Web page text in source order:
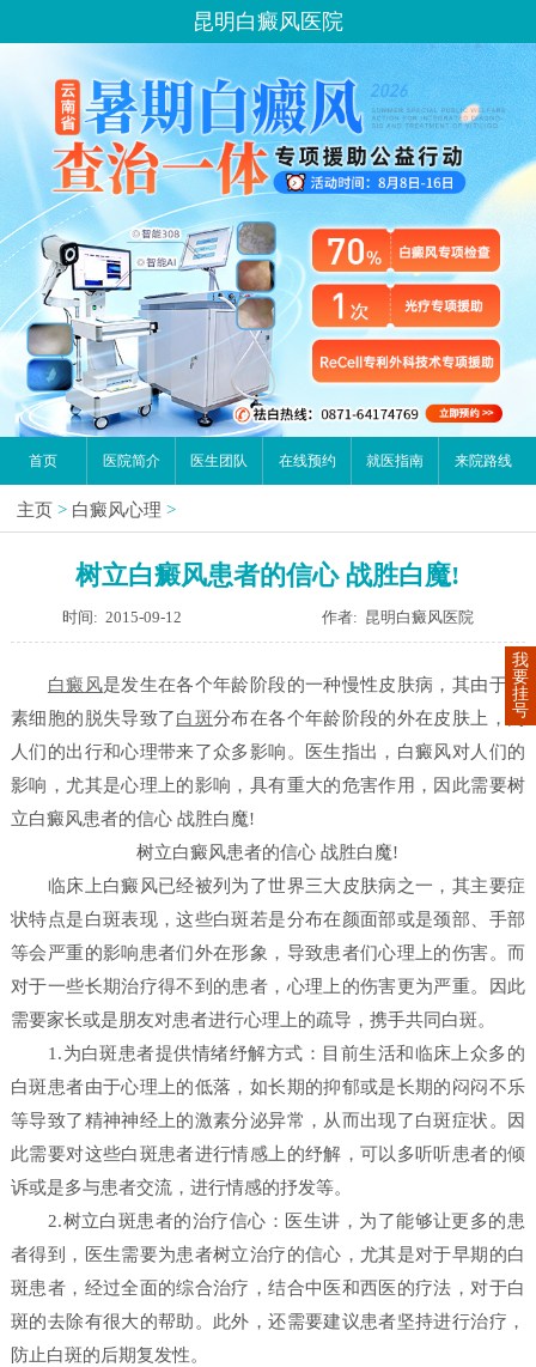
昆明白癜风医院
首页 医院简介 医生团队 在线预约 就医指南 来院路线
主页 > 白癜风心理 >
树立白癜风患者的信心 战胜白魔!
时间: 2015-09-12 作者: 昆明白癜风医院
白癜风是发生在各个年龄阶段的一种慢性皮肤病，其由于黑
素细胞的脱失导致了白斑分布在各个年龄阶段的外在皮肤上，为
人们的出行和心理带来了众多影响。医生指出，白癜风对人们的
影响，尤其是心理上的影响，具有重大的危害作用，因此需要树
立白癜风患者的信心 战胜白魔!
树立白癜风患者的信心 战胜白魔!
临床上白癜风已经被列为了世界三大皮肤病之一，其主要症
状特点是白斑表现，这些白斑若是分布在颜面部或是颈部、手部
等会严重的影响患者们外在形象，导致患者们心理上的伤害。而
对于一些长期治疗得不到的患者，心理上的伤害更为严重。因此
需要家长或是朋友对患者进行心理上的疏导，携手共同白斑。
1.为白斑患者提供情绪纾解方式：目前生活和临床上众多的
白斑患者由于心理上的低落，如长期的抑郁或是长期的闷闷不乐
等导致了精神神经上的激素分泌异常，从而出现了白斑症状。因
此需要对这些白斑患者进行情感上的纾解，可以多听听患者的倾
诉或是多与患者交流，进行情感的抒发等。
2.树立白斑患者的治疗信心：医生讲，为了能够让更多的患
者得到，医生需要为患者树立治疗的信心，尤其是对于早期的白
斑患者，经过全面的综合治疗，结合中医和西医的疗法，对于白
斑的去除有很大的帮助。此外，还需要建议患者坚持进行治疗，
防止白斑的后期复发性。
我
要
挂
号